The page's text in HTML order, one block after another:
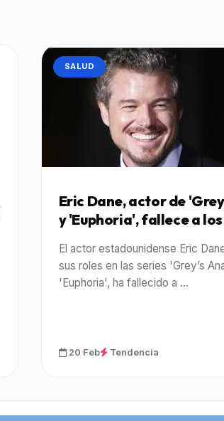
CATEGORÍA:
SALUD
Eric Dane, actor de
y 'Euphoria', fallece a los
El actor estadounidense Eric
sus roles en las series 'Grey’s
'Euphoria', ha fallecido a ...
20 Feb Tendencia